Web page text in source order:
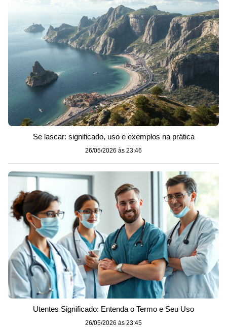
Se lascar: significado, uso e exemplos na prática
26/05/2026 às 23:46
Utentes Significado: Entenda o Termo e Seu Uso
26/05/2026 às 23:45